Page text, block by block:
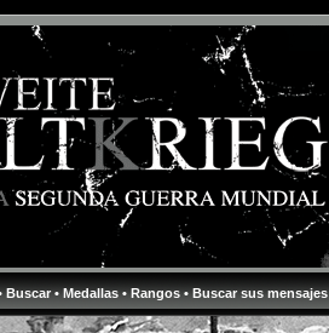
Buscar • Medallas • Rangos • Buscar sus mensajes